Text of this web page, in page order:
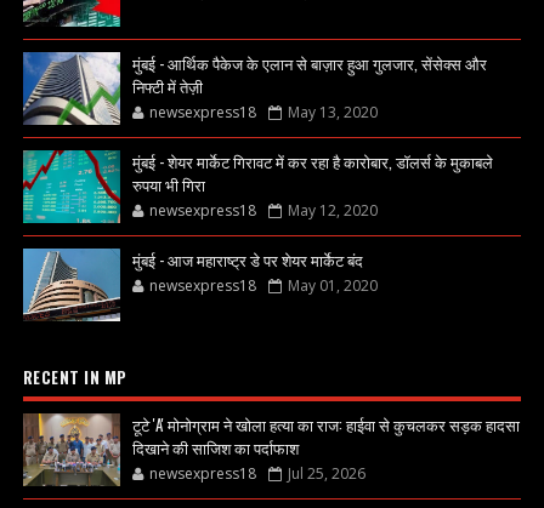
मुंबई - आर्थिक पैकेज के एलान से बाज़ार हुआ गुलजार, सेंसेक्स और
निफ्टी में तेज़ी
newsexpress18 May 13, 2020
मुंबई - शेयर मार्केट गिरावट में कर रहा है कारोबार, डॉलर्स के मुकाबले
रुपया भी गिरा
newsexpress18 May 12, 2020
मुंबई - आज महाराष्ट्र डे पर शेयर मार्केट बंद
newsexpress18 May 01, 2020
RECENT IN MP
टूटे 'A' मोनोग्राम ने खोला हत्या का राज: हाईवा से कुचलकर सड़क हादसा
दिखाने की साजिश का पर्दाफाश
newsexpress18 Jul 25, 2026